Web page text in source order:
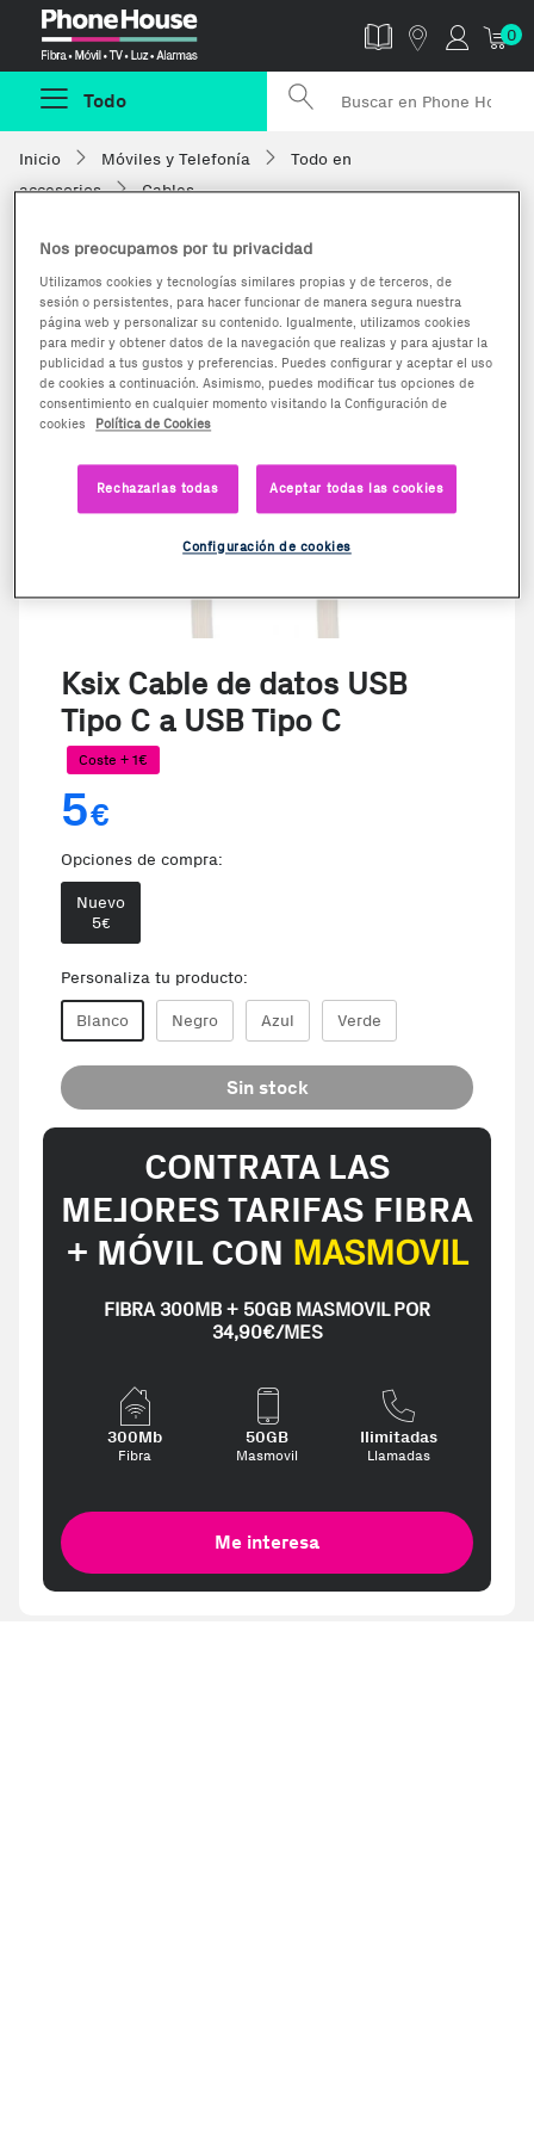
0
Todo
Inicio Móviles y Telefonía
Todo en
accesorios
Cables
Ksix Cable de datos USB
Tipo C a USB Tipo C
Coste + 1€
5€
Opciones de compra:
Nuevo
5€
Personaliza tu producto:
Blanco Negro Azul Verde
Sin stock
CONTRATA LAS
MEJORES TARIFAS FIBRA
+ MÓVIL CON MASMOVIL
FIBRA 300MB + 50GB MASMOVIL POR
34,90€/MES
300Mb
Fibra
50GB
Masmovil
Ilimitadas
Llamadas
Me interesa
Nos preocupamos por tu privacidad
Utilizamos cookies y tecnologías similares propias y de terceros, de
sesión o persistentes, para hacer funcionar de manera segura nuestra
página web y personalizar su contenido. Igualmente, utilizamos cookies
para medir y obtener datos de la navegación que realizas y para ajustar la
publicidad a tus gustos y preferencias. Puedes configurar y aceptar el uso
de cookies a continuación. Asimismo, puedes modificar tus opciones de
consentimiento en cualquier momento visitando la Configuración de
cookies
Política de Cookies
Rechazarlas todas Aceptar todas las cookies
Configuración de cookies